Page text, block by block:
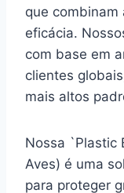
que
eficácia.
com base em
clientes
mais altos
Nossa `Plastic
Aves) é uma
para proteger